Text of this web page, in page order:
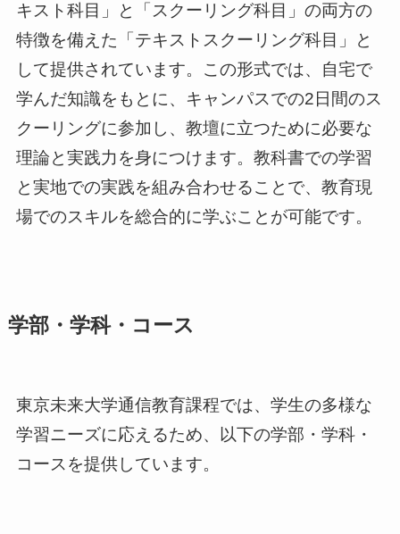
キスト科目」と「スクーリング科目」の両方の
特徴を備えた「テキストスクーリング科目」と
して提供されています。この形式では、自宅で
学んだ知識をもとに、キャンパスでの2日間のス
クーリングに参加し、教壇に立つために必要な
理論と実践力を身につけます。教科書での学習
と実地での実践を組み合わせることで、教育現
場でのスキルを総合的に学ぶことが可能です。
学部・学科・コース
東京未来大学通信教育課程では、学生の多様な
学習ニーズに応えるため、以下の学部・学科・
コースを提供しています。